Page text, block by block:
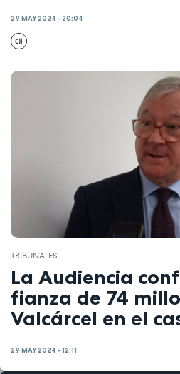
29 MAY 2024 - 20:04
TRIBUNALES
La Audiencia
fianza de 74
Valcárcel en el
29 MAY 2024 - 12:11